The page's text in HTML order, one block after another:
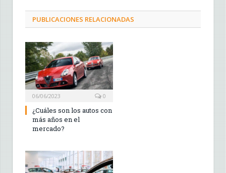
PUBLICACIONES RELACIONADAS
06/06/2023 0
¿Cuáles son los autos con
más años en el
mercado?